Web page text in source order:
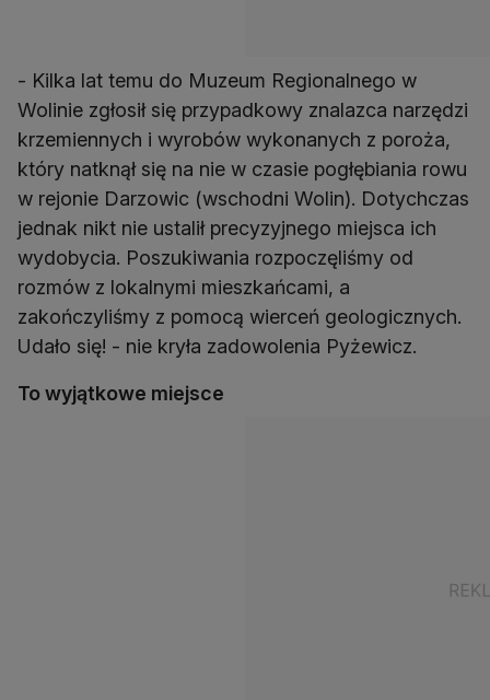
- Kilka lat temu do Muzeum Regionalnego w
Wolinie zgłosił się przypadkowy znalazca narzędzi
krzemiennych i wyrobów wykonanych z poroża,
który natknął się na nie w czasie pogłębiania rowu
w rejonie Darzowic (wschodni Wolin). Dotychczas
jednak nikt nie ustalił precyzyjnego miejsca ich
wydobycia. Poszukiwania rozpoczęliśmy od
rozmów z lokalnymi mieszkańcami, a
zakończyliśmy z pomocą wierceń geologicznych.
Udało się! - nie kryła zadowolenia Pyżewicz.
To wyjątkowe miejsce